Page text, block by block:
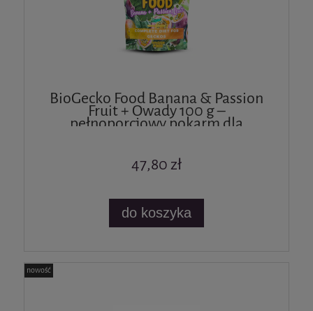
BioGecko Food Banana & Passion
Fruit + Owady 100 g –
pełnoporcjowy pokarm dla
47,80 zł
do koszyka
nowość